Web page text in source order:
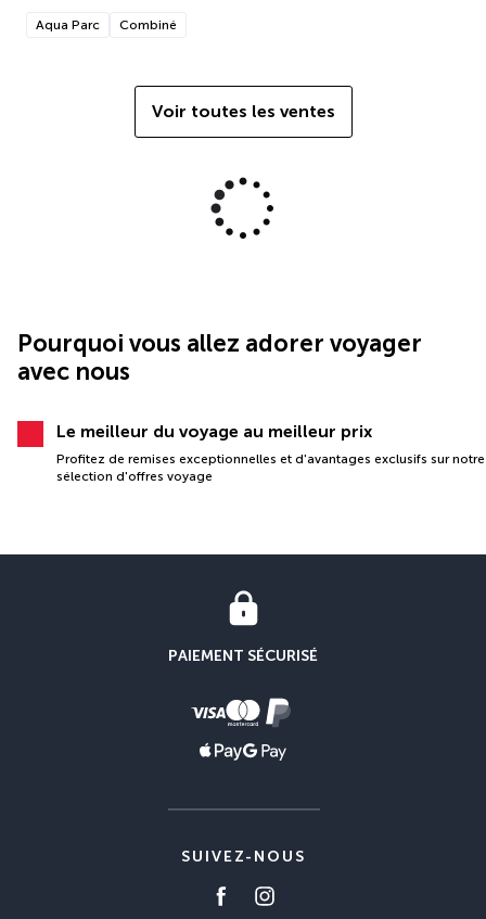
Aqua Parc Combiné
Voir toutes les ventes
Pourquoi vous allez adorer voyager
avec nous
Le meilleur du voyage au meilleur prix
Profitez de remises exceptionnelles et d'avantages exclusifs sur notre
sélection d'offres voyage
PAIEMENT SÉCURISÉ
SUIVEZ-NOUS